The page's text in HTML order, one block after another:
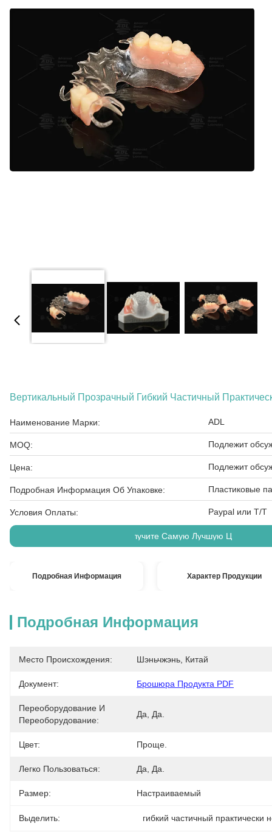
Вертикальный Прозрачный Гибкий Частичный
Наименование Марки: ADL
MOQ: Подлежит
Цена: Подлежит
Подробная Информация Об Упаковке: Пластиковые
Условия Оплаты: Paypal или T/T
Получите Самую Лучшую Цену
Подробная Информация Характер Продукции
Подробная Информация
Место Происхождения: Шэньчжэнь, Китай
Документ: Брошюра Продукта PDF
Переоборудование И
Переоборудование:
Да, Да.
Цвет: Проще.
Легко Пользоваться: Да, Да.
Размер: Настраиваемый
Выделить: гибкий частичный практически